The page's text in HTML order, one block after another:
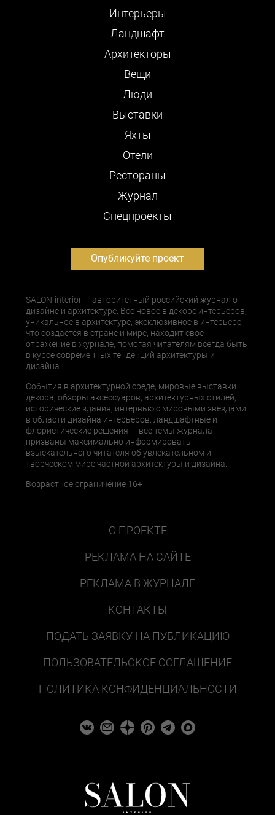
Интерьеры
Ландшафт
Архитекторы
Вещи
Люди
Выставки
Яхты
Отели
Рестораны
Журнал
Cпецпроекты
Опубликуйте проект
SALON-interior — авторитетный российский журнал о
дизайне и архитектуре. Все новое в декоре интерьеров,
уникальное в архитектуре, эксклюзивное в интерьере,
что создается в стране и мире, находит свое
отражение в журнале, помогая читателям всегда быть
в курсе современных тенденций архитектуры и
дизайна.
События в архитектурной среде, мировые выставки
декора, обзоры аксессуаров, архитектурных стилей,
исторические здания, интервью с мировыми звездами
в области дизайна интерьеров, ландшафтные и
флористические решения — все темы журнала
призваны максимально информировать
взыскательного читателя об увлекательном и
творческом мире частной архитектуры и дизайна.
Возрастное ограничение 16+
О ПРОЕКТЕ
РЕКЛАМА НА САЙТЕ
РЕКЛАМА В ЖУРНАЛЕ
КОНТАКТЫ
ПОДАТЬ ЗАЯВКУ НА ПУБЛИКАЦИЮ
ПОЛЬЗОВАТЕЛЬСКОЕ СОГЛАШЕНИЕ
ПОЛИТИКА КОНФИДЕНЦИАЛЬНОСТИ